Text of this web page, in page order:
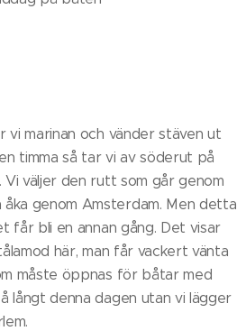
vi marinan och vänder stäven ut
timma så tar vi av söderut på
Vi väljer den rutt som går genom
åka genom Amsterdam. Men detta
får bli en annan gång. Det visar
här, man får vackert vänta
måste öppnas för båtar med
långt denna dagen utan vi lägger